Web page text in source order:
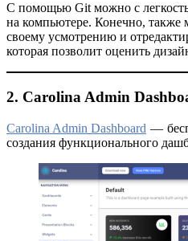
С помощью Git можно с
на компьютере. Конечно,
своему усмотрению и
которая позволит оценить
2. Carolina Admin
Carolina Admin Dashboard —
создания функционального